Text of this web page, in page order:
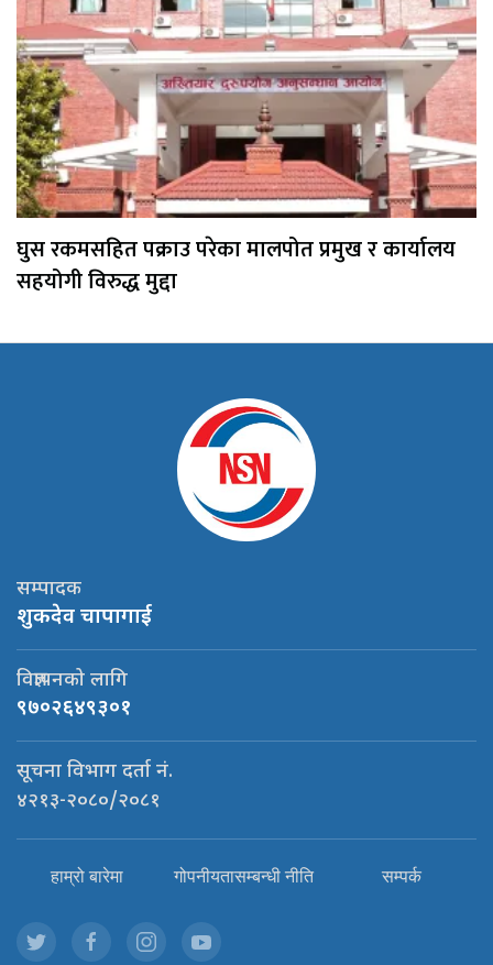
घुस रकमसहित पक्राउ परेका मालपोत प्रमुख र कार्यालय
सहयोगी विरुद्ध मुद्दा
सम्पादक
शुकदेव चापागाई
विज्ञापनको लागि
९७०२६४९३०१
सूचना विभाग दर्ता नं.
४२१३-२०८०/२०८१
हाम्रो बारेमा गोपनीयतासम्बन्धी नीति सम्पर्क